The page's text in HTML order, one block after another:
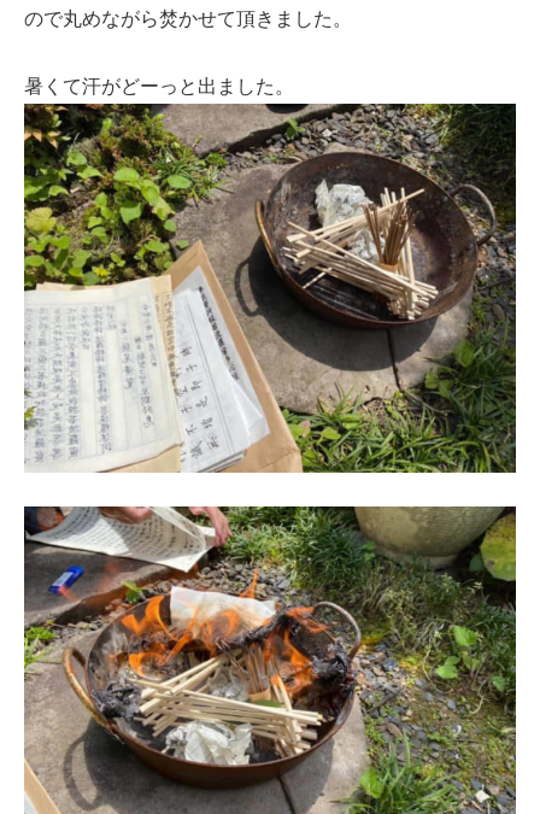
ので丸めながら焚かせて頂きました。
暑くて汗がどーっと出ました。